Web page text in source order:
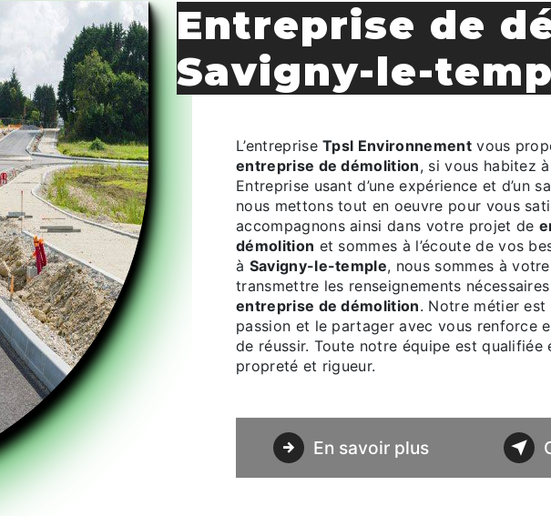
entreprise de démolition à
Savigny-le-
L’entrepriseTpsl Environnementvous
entreprise de démolition, si vous habitez
Entreprise usant d’une expérience et d’un
nous mettons tout en oeuvre pour vous
accompagnons ainsi dans votre projet de
démolition et sommes à l’écoute de vos
à Savigny-le-temple, nous sommes à
transmettre les renseignements
entreprise de démolition. Notre métier
passion et le partager avec vous renforce
de réussir. Toute notre équipe est qualifiée
propreté et rigueur.
En savoir plus